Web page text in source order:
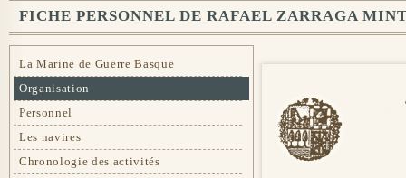
FICHE PERSONNEL DE RAFAEL ZARRAGA
La Marine de Guerre Basque
Organisation
Personnel
Les navires
Chronologie des activités